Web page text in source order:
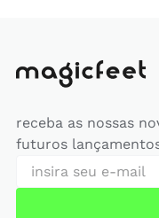
receba as nossas
futuros